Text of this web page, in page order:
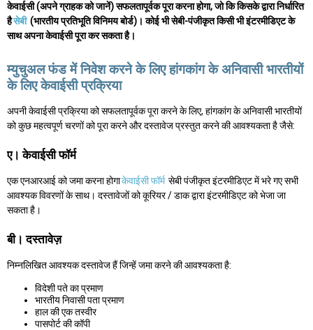
केवाईसी (अपने ग्राहक को जानें) सफलतापूर्वक पूरा करना होगा, जो कि किसके द्वारा निर्धारित
हैसेबी (भारतीय प्रतिभूति विनिमय बोर्ड)। कोई भी सेबी-पंजीकृत किसी भी इंटरमीडिएट के
साथ अपना केवाईसी पूरा कर सकता है।
म्युचुअल फंड में निवेश करने के लिए हांगकांग के अनिवासी भारतीयों
के लिए केवाईसी प्रक्रिया
अपनी केवाईसी प्रक्रिया को सफलतापूर्वक पूरा करने के लिए, हांगकांग के अनिवासी भारतीयों
को कुछ महत्वपूर्ण चरणों को पूरा करने और दस्तावेज प्रस्तुत करने की आवश्यकता है जैसे:
ए। केवाईसी फॉर्म
एक एनआरआई को जमा करना होगाकेवाईसी फॉर्म सेबी पंजीकृत इंटरमीडिएट में भरे गए सभी
आवश्यक विवरणों के साथ। दस्तावेजों को कूरियर / डाक द्वारा इंटरमीडिएट को भेजा जा
सकता है।
बी। दस्तावेज़
निम्नलिखित आवश्यक दस्तावेज हैं जिन्हें जमा करने की आवश्यकता है:
विदेशी पते का प्रमाण
भारतीय निवासी पता प्रमाण
हाल की एक तस्वीर
पासपोर्ट की कॉपी